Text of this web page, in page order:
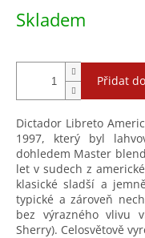
Skladem
Přidat
Dictador Libreto
1997, který byl
dohledem Master
let v sudech z
klasické sladší a
typické a zároveň
bez výrazného vlivu
Sherry). Celosvětově